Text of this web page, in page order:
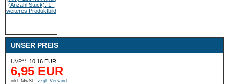
UNSER PREIS
UVP**: 10,16 EUR
6,95 EUR
inkl. MwSt. zzgl. Versand